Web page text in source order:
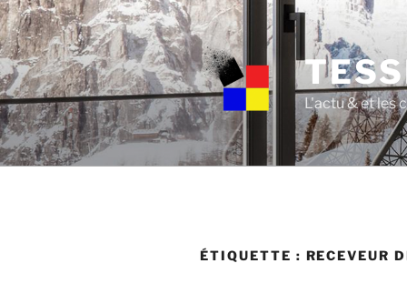
Skip
to
content
L'actu & et les
ÉTIQUETTE : RECEVEUR